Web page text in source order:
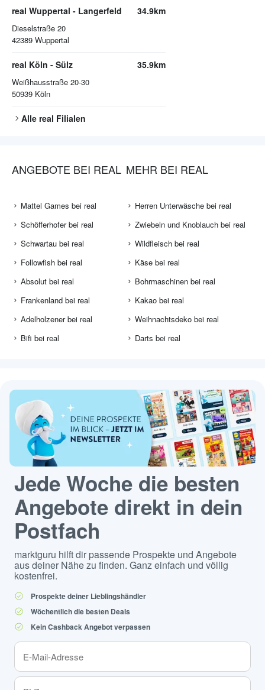
real Wuppertal - Langerfeld
Dieselstraße 20
42389 Wuppertal
34.9km
real Köln - Sülz
Weißhausstraße 20-30
50939 Köln
35.9km
Alle real Filialen
ANGEBOTE BEI REAL
Mattel Games bei real
Schöfferhofer bei real
Schwartau bei real
Followfish bei real
Absolut bei real
Frankenland bei real
Adelholzener bei real
Bifi bei real
MEHR BEI REAL
Herren Unterwäsche bei real
Zwiebeln und Knoblauch bei real
Wildfleisch bei real
Käse bei real
Bohrmaschinen bei real
Kakao bei real
Weihnachtsdeko bei real
Darts bei real
Jede Woche die besten
Angebote direkt in dein
Postfach
marktguru hilft dir passende Prospekte und Angebote
aus deiner Nähe zu finden. Ganz einfach und völlig
kostenfrei.
Prospekte deiner Lieblingshändler
Wöchentlich die besten Deals
Kein Cashback Angebot verpassen